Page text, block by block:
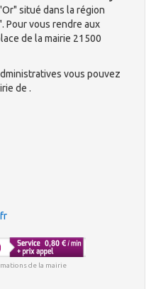
situé dans la région
Pour vous rendre aux
de la mairie 21500
vous pouvez
de .
de la mairie